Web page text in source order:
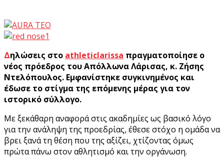
Δηλώσεις στο athleticlarissa πραγματοποίησε ο
νέος πρόεδρος του Απόλλωνα Λάρισας, κ. Ζήσης
Ντελόπουλος. Εμφανίστηκε συγκινημένος και
έδωσε το στίγμα της επόμενης μέρας για τον
ιστορικό σύλλογο.
Με ξεκάθαρη αναφορά στις ακαδημίες ως βασικό λόγο
για την ανάληψη της προεδρίας, έθεσε στόχο η ομάδα να
βρει ξανά τη θέση που της αξίζει, χτίζοντας όμως
πρώτα πάνω στον αθλητισμό και την οργάνωση.